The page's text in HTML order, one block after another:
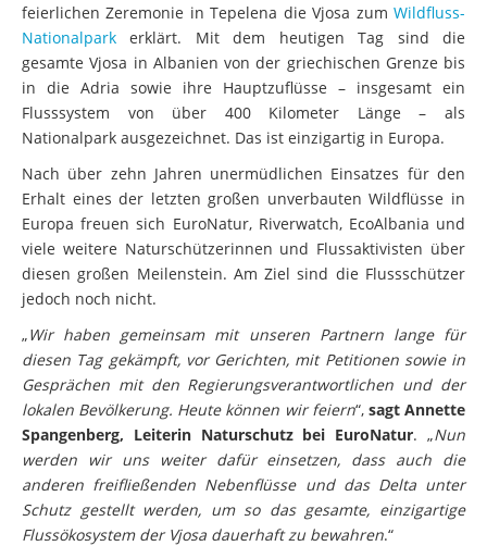
feierlichen Zeremonie in Tepelena die Vjosa zum Wildfluss-
Nationalpark erklärt. Mit dem heutigen Tag sind die
gesamte Vjosa in Albanien von der griechischen Grenze bis
in die Adria sowie ihre Hauptzuflüsse – insgesamt ein
Flusssystem von über 400 Kilometer Länge – als
Nationalpark ausgezeichnet. Das ist einzigartig in Europa.
Nach über zehn Jahren unermüdlichen Einsatzes für den
Erhalt eines der letzten großen unverbauten Wildflüsse in
Europa freuen sich EuroNatur, Riverwatch, EcoAlbania und
viele weitere Naturschützerinnen und Flussaktivisten über
diesen großen Meilenstein. Am Ziel sind die Flussschützer
jedoch noch nicht.
„Wir haben gemeinsam mit unseren Partnern lange für
diesen Tag gekämpft, vor Gerichten, mit Petitionen sowie in
Gesprächen mit den Regierungsverantwortlichen und der
lokalen Bevölkerung. Heute können wir feiern“, sagt Annette
Spangenberg, Leiterin Naturschutz bei EuroNatur. „Nun
werden wir uns weiter dafür einsetzen, dass auch die
anderen freifließenden Nebenflüsse und das Delta unter
Schutz gestellt werden, um so das gesamte, einzigartige
Flussökosystem der Vjosa dauerhaft zu bewahren.“